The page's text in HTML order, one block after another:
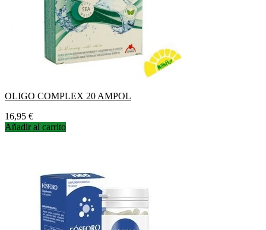
OLIGO COMPLEX 20 AMPOL
Precio
16,95 €
Añadir al carrito